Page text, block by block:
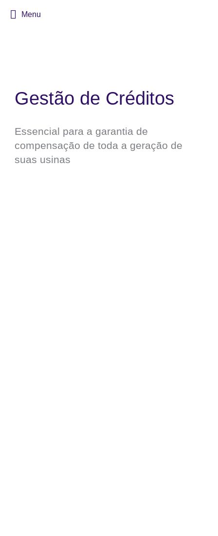
Menu
Gestão de Créditos
Essencial para a garantia de
compensação de toda a geração de
suas usinas